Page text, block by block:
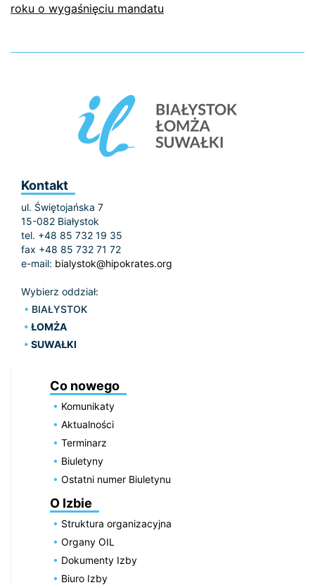
roku o wygaśnięciu mandatu
Kontakt
ul. Świętojańska 7
15-082 Białystok
tel. +48 85 732 19 35
fax +48 85 732 71 72
e-mail: bialystok@hipokrates.org
Wybierz oddział:
BIAŁYSTOK
ŁOMŻA
SUWAŁKI
Co nowego
Komunikaty
Aktualności
Terminarz
Biuletyny
Ostatni numer Biuletynu
O Izbie
Struktura organizacyjna
Organy OIL
Dokumenty Izby
Biuro Izby